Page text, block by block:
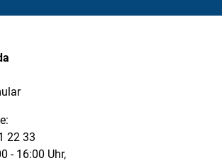
22 33
- 16:00 Uhr,